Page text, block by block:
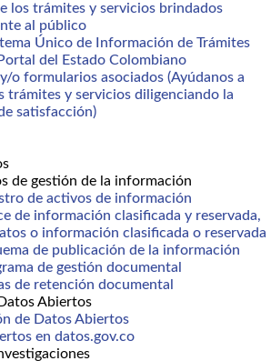
los trámites y servicios brindados
al público
Único de Información de Trámites
del Estado Colombiano
o formularios asociados (Ayúdanos a
trámites y servicios diligenciando la
satisfacción)
de gestión de la información
de activos de información
de información clasificada y reservada,
o información clasificada o reservada
de publicación de la información
de gestión documental
de retención documental
Abiertos
de Datos Abiertos
en datos.gov.co